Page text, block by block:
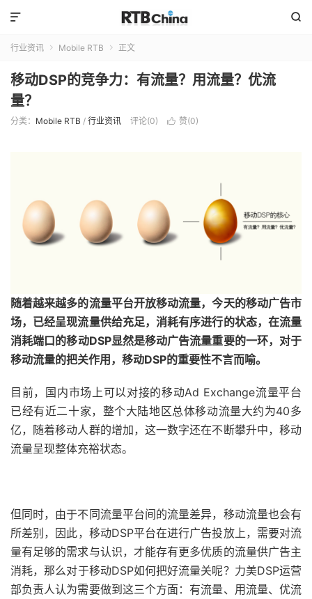


行业资讯  Mobile RTB  正文
移动DSP的竞争力：有流量？用流量？优流
量？
分类： Mobile RTB / 行业资讯 评论(0)  赞(0)
随着越来越多的流量平台开放移动流量，今天的移动广告市
场，已经呈现流量供给充足，消耗有序进行的状态，在流量
消耗端口的移动DSP显然是移动广告流量重要的一环，对于
移动流量的把关作用，移动DSP的重要性不言而喻。
目前，国内市场上可以对接的移动Ad Exchange流量平台
已经有近二十家，整个大陆地区总体移动流量大约为40多
亿，随着移动人群的增加，这一数字还在不断攀升中，移动
流量呈现整体充裕状态。
但同时，由于不同流量平台间的流量差异，移动流量也会有
所差别，因此，移动DSP平台在进行广告投放上，需要对流
量有足够的需求与认识，才能存有更多优质的流量供广告主
消耗，那么对于移动DSP如何把好流量关呢？力美DSP运营
部负责人认为需要做到这三个方面：有流量、用流量、优流